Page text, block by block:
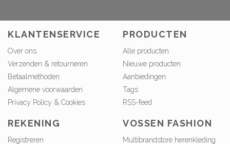
KLANTENSERVICE
Over ons
Verzenden & retourneren
Betaalmethoden
Algemene voorwaarden
Privacy Policy & Cookies
PRODUCTEN
Alle producten
Nieuwe producten
Aanbiedingen
Tags
RSS-feed
REKENING
Registreren
VOSSEN FASHION
Multibrandstore herenkleding